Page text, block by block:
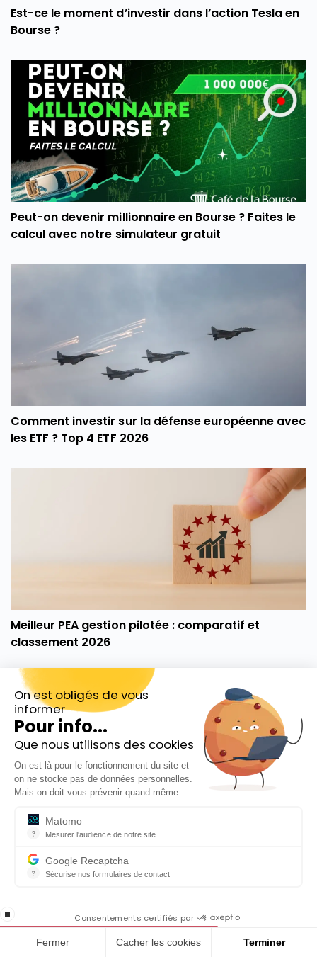
On est obligés de vous
informer
Pour info...
Que nous utilisons des cookies
On est là pour le fonctionnement du site et
on ne stocke pas de données personnelles.
Mais on doit vous prévenir quand même.
?
Matomo
Mesurer l'audience de notre site
?
Google Recaptcha
Sécurise nos formulaires de contact
stop loading Consentements certifiés par
Fermer Cacher les cookies Terminer
Est-ce le moment d’investir dans l’action Tesla en
Bourse ?
Peut-on devenir millionnaire en Bourse ? Faites le
calcul avec notre simulateur gratuit
Comment investir sur la défense européenne avec
les ETF ? Top 4 ETF 2026
Meilleur PEA gestion pilotée : comparatif et
classement 2026
ETF obligation : pourquoi et comment investir
3 4 5 ... 10 20 30 ... »
Inscrivez-vous gratuitement à
notre Newsletter hebdo
En cadeau notre ebook
politique de confidentialité de ce site